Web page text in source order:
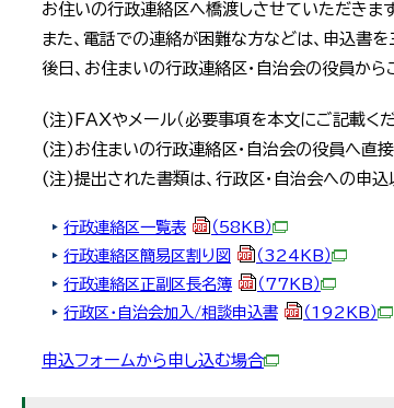
お住いの行政連絡区へ橋渡しさせていただきます
また、電話での連絡が困難な方などは、申込書
後日、お住まいの行政連絡区・自治会の役員から
(注)FAXやメール（必要事項を本文にご記載くだ
(注)お住まいの行政連絡区・自治会の役員へ直
(注)提出された書類は、行政区・自治会への申込
行政連絡区一覧表
（58KB）
行政連絡区簡易区割り図
（324KB）
行政連絡区正副区長名簿
（77KB）
行政区・自治会加入/相談申込書
（192KB）
申込フォームから申し込む場合